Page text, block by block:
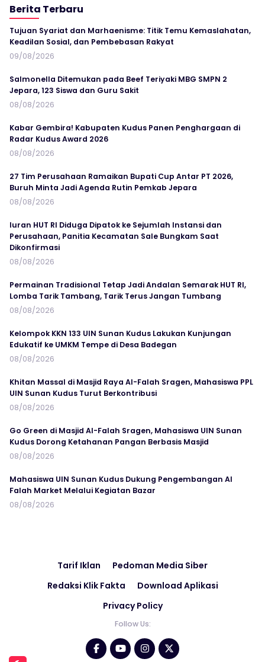
Berita Terbaru
Tujuan Syariat dan Marhaenisme: Titik Temu Kemaslahatan,
Keadilan Sosial, dan Pembebasan Rakyat
09/08/2026
Salmonella Ditemukan pada Beef Teriyaki MBG SMPN 2
Jepara, 123 Siswa dan Guru Sakit
08/08/2026
Kabar Gembira! Kabupaten Kudus Panen Penghargaan di
Radar Kudus Award 2026
08/08/2026
27 Tim Perusahaan Ramaikan Bupati Cup Antar PT 2026,
Buruh Minta Jadi Agenda Rutin Pemkab Jepara
08/08/2026
Iuran HUT RI Diduga Dipatok ke Sejumlah Instansi dan
Perusahaan, Panitia Kecamatan Sale Bungkam Saat
Dikonfirmasi
08/08/2026
Permainan Tradisional Tetap Jadi Andalan Semarak HUT RI,
Lomba Tarik Tambang, Tarik Terus Jangan Tumbang
08/08/2026
Kelompok KKN 133 UIN Sunan Kudus Lakukan Kunjungan
Edukatif ke UMKM Tempe di Desa Badegan
08/08/2026
Khitan Massal di Masjid Raya Al-Falah Sragen, Mahasiswa PPL
UIN Sunan Kudus Turut Berkontribusi
08/08/2026
Go Green di Masjid Al-Falah Sragen, Mahasiswa UIN Sunan
Kudus Dorong Ketahanan Pangan Berbasis Masjid
08/08/2026
Mahasiswa UIN Sunan Kudus Dukung Pengembangan Al
Falah Market Melalui Kegiatan Bazar
08/08/2026
Tarif Iklan
Pedoman Media Siber
Redaksi Klik Fakta
Download Aplikasi
Privacy Policy
Follow Us: